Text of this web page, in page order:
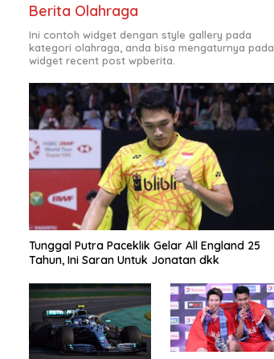
Berita Olahraga
Ini contoh widget dengan style gallery pada
kategori olahraga, anda bisa mengaturnya pada
widget recent post wpberita.
Tunggal Putra Paceklik Gelar All England 25
Tahun, Ini Saran Untuk Jonatan dkk